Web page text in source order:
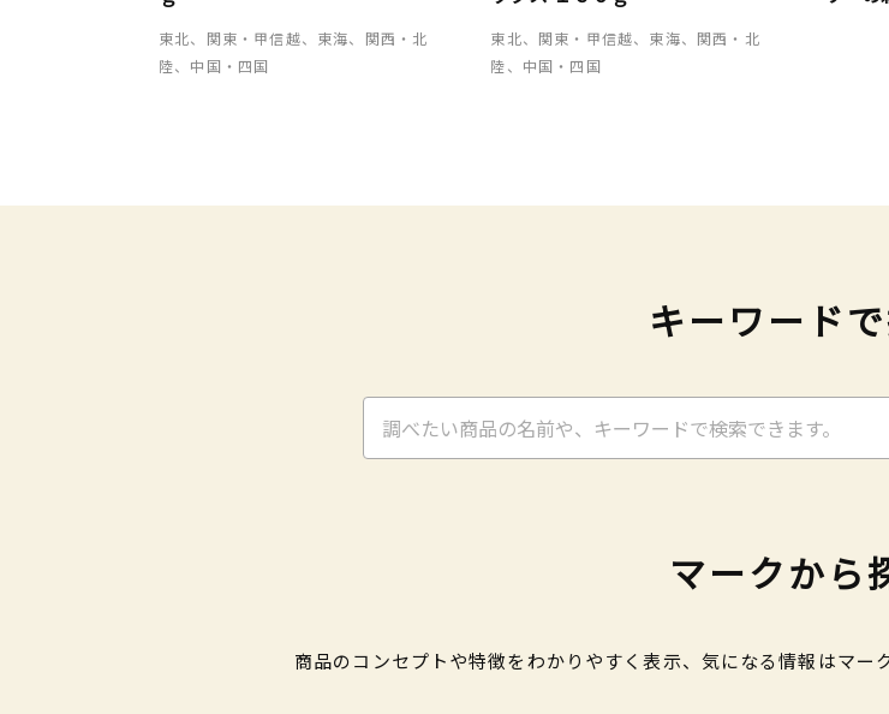
東北、関東・甲信越、東海、関西・北
陸、中国・四国
東北、関東・甲信越、東海、関西・北
陸、中国・四国
キーワード
マークから
商品のコンセプトや特徴をわかりやすく表示、気になる情報はマー